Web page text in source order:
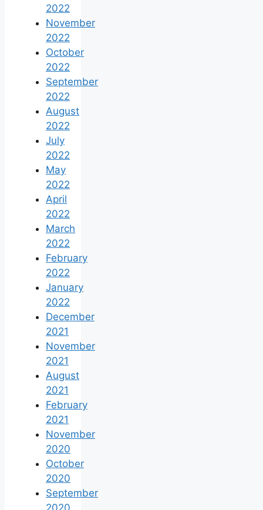
2022
November
2022
October
2022
September
2022
August
2022
July
2022
May
2022
April
2022
March
2022
February
2022
January
2022
December
2021
November
2021
August
2021
February
2021
November
2020
October
2020
September
2020